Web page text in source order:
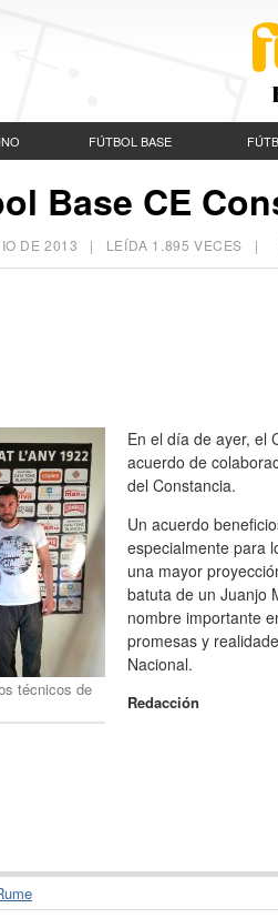
FÚTBOL BASE
Base CE
DE 2013 | LEÍDA 1.895 VECES |
técnicos de
En el día de ayer, el
acuerdo de
del Constancia.
Un acuerdo
especialmente para
una mayor
batuta de un Juanjo
nombre importante
promesas y
Nacional.
Redacción